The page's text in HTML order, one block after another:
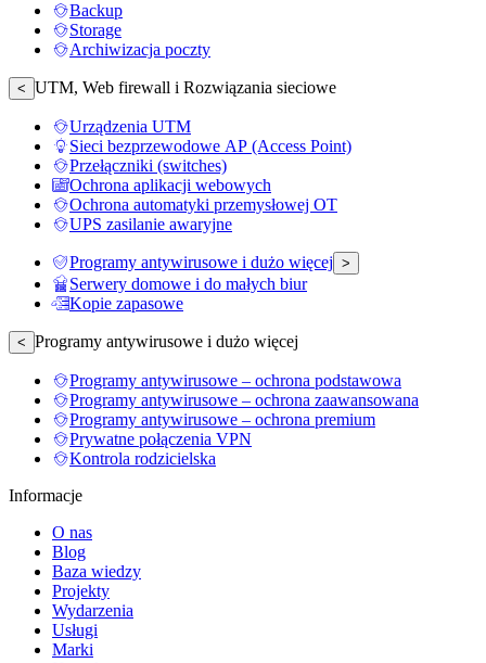
Backup
Storage
Archiwizacja poczty
< UTM, Web firewall i Rozwiązania sieciowe
Urządzenia UTM
Sieci bezprzewodowe AP (Access Point)
Przełączniki (switches)
Ochrona aplikacji webowych
Ochrona automatyki przemysłowej OT
UPS zasilanie awaryjne
Programy antywirusowe i dużo więcej >
Serwery domowe i do małych biur
Kopie zapasowe
< Programy antywirusowe i dużo więcej
Programy antywirusowe – ochrona podstawowa
Programy antywirusowe – ochrona zaawansowana
Programy antywirusowe – ochrona premium
Prywatne połączenia VPN
Kontrola rodzicielska
Informacje
O nas
Blog
Baza wiedzy
Projekty
Wydarzenia
Usługi
Marki